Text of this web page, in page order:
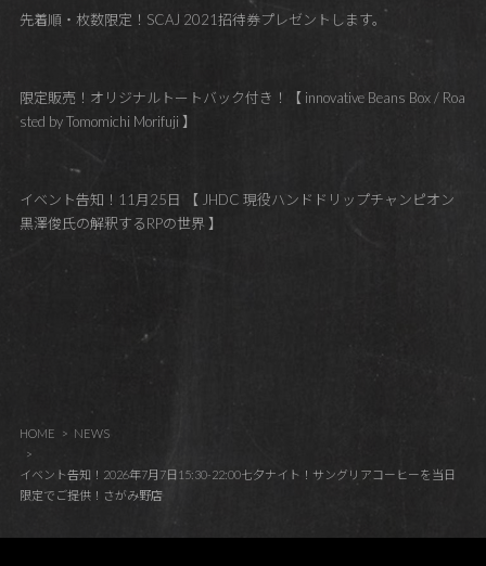
先着順・枚数限定！SCAJ 2021招待券プレゼントします。
限定販売！オリジナルトートバック付き！【 innovative Beans Box / Roa
sted by Tomomichi Morifuji 】
イベント告知！11月25日 【 JHDC 現役ハンドドリップチャンピオン
黒澤俊氏の解釈するRPの世界 】
HOME NEWS
イベント告知！2026年7月7日15:30-22:00七夕ナイト！サングリアコーヒーを当日
限定でご提供！さがみ野店